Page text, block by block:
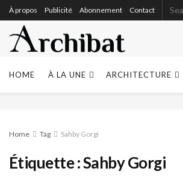
À propos Publicité Abonnement Contact
HOME À LA UNE ARCHITECTURE
Home Tag Sahby Gorgi
Étiquette :Sahby Gorgi